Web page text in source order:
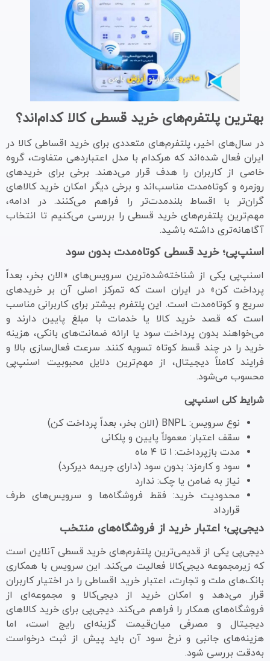
بهترین پلتفرم‌های خرید قسطی کالا کدام‌اند؟
در سال‌های اخیر، پلتفرم‌های متعددی برای خرید اقساطی کالا در
ایران فعال شده‌اند که هرکدام با مدل اعتباردهی متفاوت، گروه
خاصی از کاربران را هدف قرار می‌دهند. برخی برای خریدهای
روزمره و کوتاه‌مدت مناسب‌اند و برخی دیگر امکان خرید کالاهای
گران‌تر با اقساط بلندمدت‌تر را فراهم می‌کنند. در ادامه،
مهم‌ترین پلتفرم‌های خرید قسطی را بررسی می‌کنیم تا انتخاب
آگاهانه‌تری داشته باشید.
اسنپ‌پی؛ خرید قسطی کوتاه‌مدت بدون سود
اسنپ‌پی یکی از شناخته‌شده‌ترین سرویس‌های «الان بخر، بعداً
پرداخت کن» در ایران است که تمرکز اصلی آن بر خریدهای
سریع و کوتاه‌مدت است. این پلتفرم بیشتر برای کاربرانی مناسب
است که قصد خرید کالا یا خدمات با مبلغ پایین دارند و
می‌خواهند بدون پرداخت سود یا ارائه ضمانت‌های بانکی، هزینه
خرید را در چند قسط کوتاه تسویه کنند. سرعت فعال‌سازی بالا و
فرایند کاملاً دیجیتال، از مهم‌ترین دلایل محبوبیت اسنپ‌پی
محسوب می‌شود.
شرایط کلی اسنپ‌پی
نوع سرویس: BNPL (الان بخر، بعداً پرداخت کن)
سقف اعتبار: معمولاً پایین و پلکانی
مدت بازپرداخت: ۱ تا ۴ ماه
سود و کارمزد: بدون سود (دارای جریمه دیرکرد)
نیاز به ضامن یا چک: ندارد
محدودیت خرید: فقط فروشگاه‌ها و سرویس‌های طرف
قرارداد
دیجی‌پی؛ اعتبار خرید از فروشگاه‌های منتخب
دیجی‌پی یکی از قدیمی‌ترین پلتفرم‌های خرید قسطی آنلاین است
که زیرمجموعه دیجی‌کالا فعالیت می‌کند. این سرویس با همکاری
بانک‌های ملت و تجارت، اعتبار خرید اقساطی را در اختیار کاربران
قرار می‌دهد و امکان خرید از دیجی‌کالا و مجموعه‌ای از
فروشگاه‌های همکار را فراهم می‌کند. دیجی‌پی برای خرید کالاهای
دیجیتال و مصرفی میان‌قیمت گزینه‌ای رایج است، اما
هزینه‌های جانبی و نرخ سود آن باید پیش از ثبت درخواست
به‌دقت بررسی شود.